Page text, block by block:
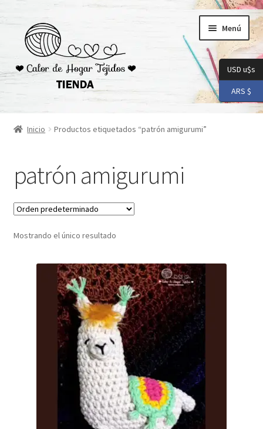
navegación
contenido
Menú
Inicio
Checkout
Conoceme
Preguntas Frecuentes
Inicio Productos etiquetados “patrón amigurumi”
patrón amigurumi
Mostrando el único resultado
USD u$s
ARS $